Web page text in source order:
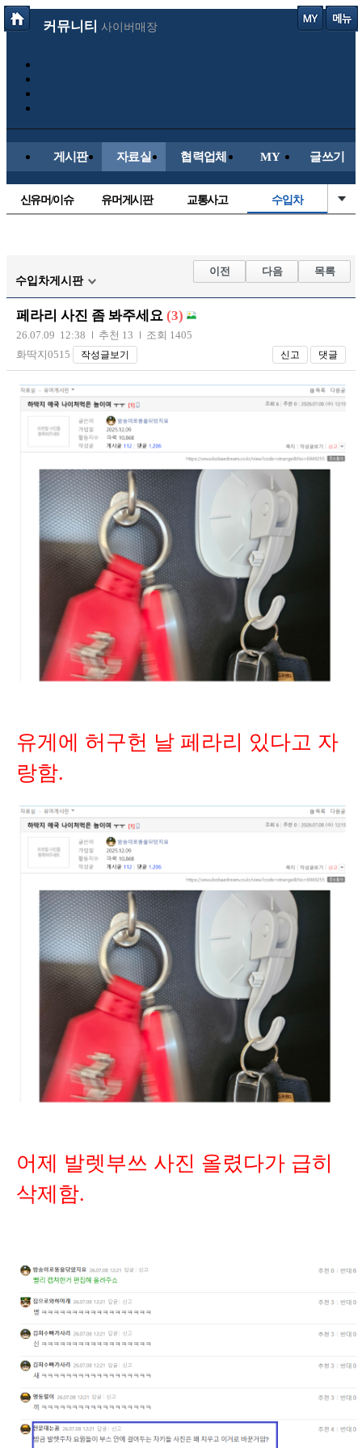
커뮤니티 사이버매장
게시판 자료실 협력업체 MY 글쓰기
신유머/이슈 유머게시판 교통사고 수입차
자유사진 군사/무기
트럭/버스
장착시공사진
수입차게시판
이전 다음 목록
페라리 사진 좀 봐주세요 (3)
26.07.09 12:38 추천 13
조회 1405
화딱지0515
작성글보기 신고 댓글
유게에 허구헌 날 페라리 있다고 자
랑함.
어제 발렛부쓰 사진 올렸다가 급히
삭제함.